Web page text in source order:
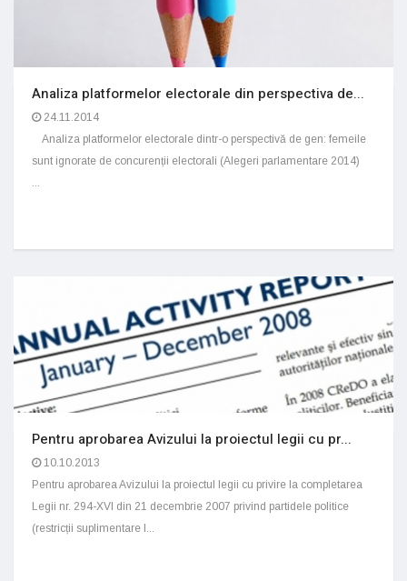
Analiza platformelor electorale din perspectiva de...
24.11.2014
Analiza platformelor electorale dintr-o perspectivă de gen: femeile
sunt ignorate de concurenții electorali (Alegeri parlamentare 2014)
...
Pentru aprobarea Avizului la proiectul legii cu pr...
10.10.2013
Pentru aprobarea Avizului la proiectul legii cu privire la completarea
Legii nr. 294-XVI din 21 decembrie 2007 privind partidele politice
(restricții suplimentare l...